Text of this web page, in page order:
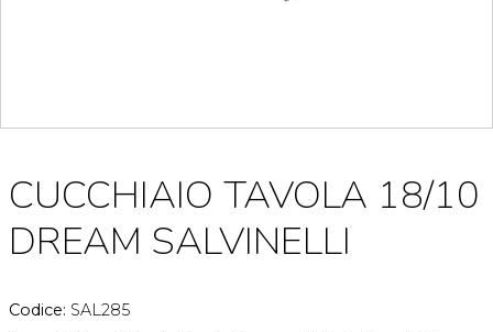
CUCCHIAIO TAVOLA 18/10
DREAM SALVINELLI
Codice: SAL285